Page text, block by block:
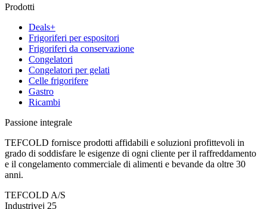
Prodotti
Deals+
Frigoriferi per espositori
Frigoriferi da conservazione
Congelatori
Congelatori per gelati
Celle frigorifere
Gastro
Ricambi
Passione integrale
TEFCOLD fornisce prodotti affidabili e soluzioni profittevoli in
grado di soddisfare le esigenze di ogni cliente per il raffreddamento
e il congelamento commerciale di alimenti e bevande da oltre 30
anni.
TEFCOLD A/S
Industrivej 25